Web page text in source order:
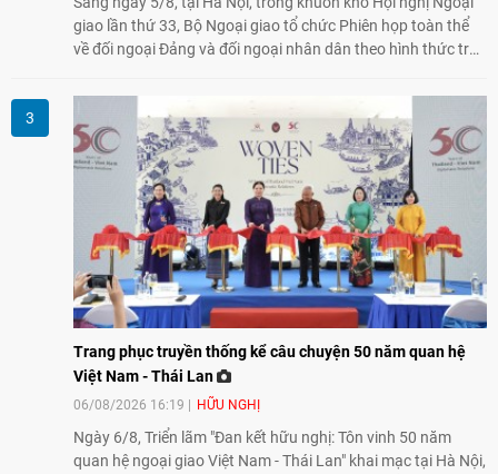
giao lần thứ 33, Bộ Ngoại giao tổ chức Phiên họp toàn thể
về đối ngoại Đảng và đối ngoại nhân dân theo hình thức trực
và các Cơ quan đại diện Việt Nam ở nước ngoài.
Trang phục truyền thống kể câu chuyện 50 năm quan hệ
Việt Nam - Thái Lan
06/08/2026 16:19 HỮU NGHỊ
Ngày 6/8, Triển lãm "Đan kết hữu nghị: Tôn vinh 50 năm
quan hệ ngoại giao Việt Nam - Thái Lan" khai mạc tại Hà Nội,